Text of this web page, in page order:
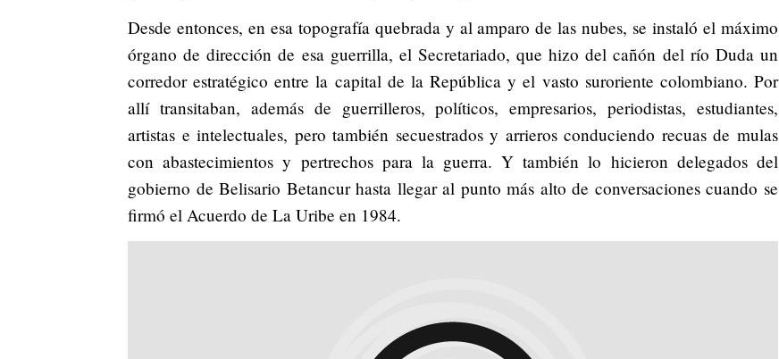
Desde entonces, en esa topografía quebrada y al amparo de las nubes, se instaló el máximo
órgano de dirección de esa guerrilla, el Secretariado, que hizo del cañón del río Duda un
corredor estratégico entre la capital de la República y el vasto suroriente colombiano. Por
allí transitaban, además de guerrilleros, políticos, empresarios, periodistas, estudiantes,
artistas e intelectuales, pero también secuestrados y arrieros conduciendo recuas de mulas
con abastecimientos y pertrechos para la guerra. Y también lo hicieron delegados del
gobierno de Belisario Betancur hasta llegar al punto más alto de conversaciones cuando se
firmó el Acuerdo de La Uribe en 1984.